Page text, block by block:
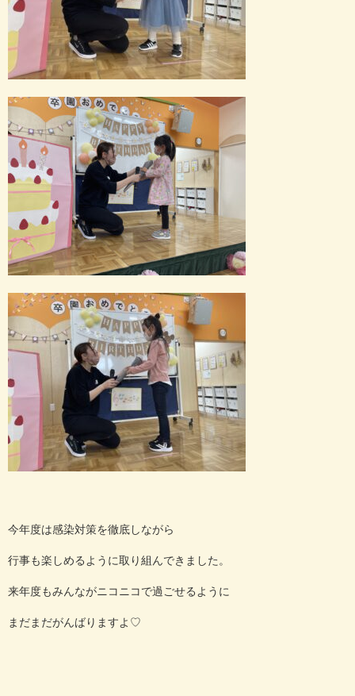
今年度は感染対策を徹底しながら
行事も楽しめるように取り組んできました。
来年度もみんながニコニコで過ごせるように
まだまだがんばりますよ ♡